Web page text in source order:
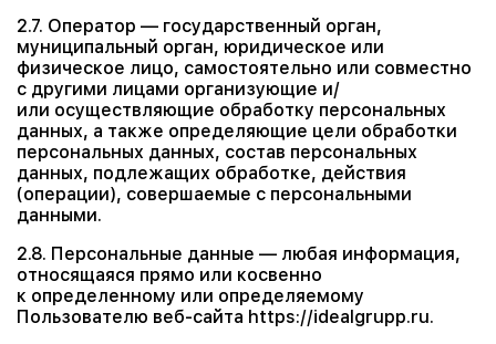
2.7. Оператор — государственный орган,
муниципальный орган, юридическое или
физическое лицо, самостоятельно или совместно
с другими лицами организующие и/
или осуществляющие обработку персональных
данных, а также определяющие цели обработки
персональных данных, состав персональных
данных, подлежащих обработке, действия
(операции), совершаемые с персональными
данными.
2.8. Персональные данные — любая информация,
относящаяся прямо или косвенно
к определенному или определяемому
Пользователю веб-сайта https://idealgrupp.ru.